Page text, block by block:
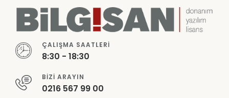
ÇALIŞMA SAATLERI
8:30 - 18:30
BIZI ARAYIN
0216 567 99 00